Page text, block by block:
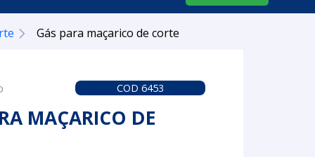
Gás para maçarico de corte
COD 6453
MAÇARICO DE